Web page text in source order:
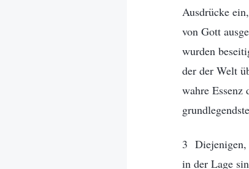
Ausdrücke
von Gott
wurden
der der Welt
wahre Essenz
3 Diejenigen,
in der Lage